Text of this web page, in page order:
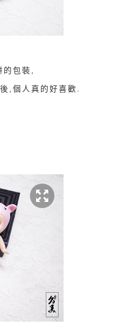
的包裝,
,個人真的好喜歡.